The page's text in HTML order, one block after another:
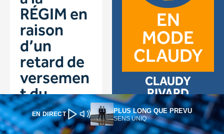
EN DIRECT PLUS LONG QUE PREVU
SENS UNIQ